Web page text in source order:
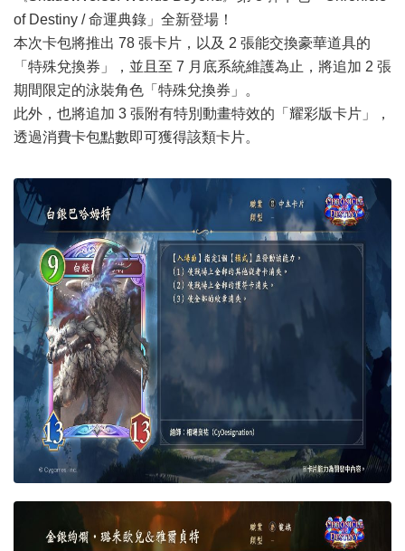
of Destiny / 命運典錄」全新登場！
本次卡包將推出 78 張卡片，以及 2 張能交換豪華道具的
「特殊兌換券」，並且至 7 月底系統維護為止，將追加 2 張
期間限定的泳裝角色「特殊兌換券」。
此外，也將追加 3 張附有特別動畫特效的「耀彩版卡片」，
透過消費卡包點數即可獲得該類卡片。